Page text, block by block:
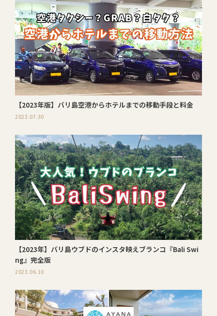
【2023年版】バリ島空港からホテルまでの移動手段と料金
2023.07.30
【2023年】バリ島ウブドのインスタ映えブランコ『Bali Swi
ng』完全版
2023.06.10